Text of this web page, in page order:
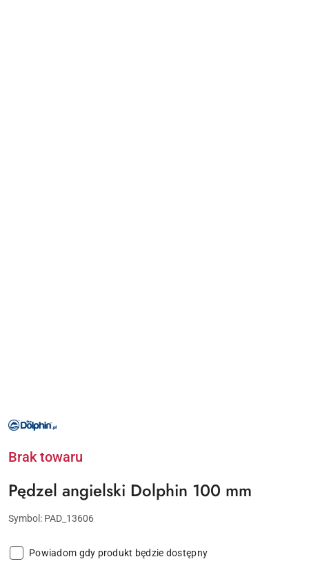
NAZWA
PRODUCENTA:
DOLPHIN
Brak towaru
Pędzel angielski Dolphin 100 mm
Symbol: PAD_13606
Powiadom gdy produkt będzie dostępny